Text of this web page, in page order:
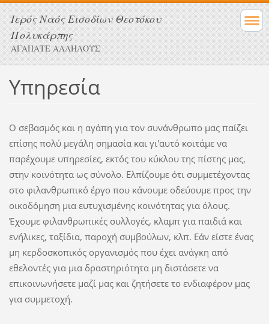
Ιερός Ναός Εισοδίων Θεοτόκου
Πολυκάρπης
ΑΓΑΠΑΤΕ ΑΛΛΗΛΟΥΣ
Υπηρεσία
Ο σεβασμός και η αγάπη για τον συνάνθρωπο μας παίζει
επίσης πολύ μεγάλη σημασία και γι'αυτό κοιτάμε να
παρέχουμε υπηρεσίες, εκτός του κύκλου της πίστης μας,
στην κοινότητα ως σύνολο. Ελπίζουμε ότι συμμετέχοντας
στο φιλανθρωπικό έργο που κάνουμε οδεύουμε προς την
οικοδόμηση μια ευτυχισμένης κοινότητας για όλους.
Έχουμε φιλανθρωπικές συλλογές, κλαμπ για παιδιά και
ενήλικες, ταξίδια, παροχή συμβούλων, κλπ. Εάν είστε ένας
μη κερδοσκοπικός οργανισμός που έχει ανάγκη από
εθελοντές για μια δραστηριότητα μη διστάσετε να
επικοινωνήσετε μαζί μας και ζητήσετε το ενδιαφέρον μας
για συμμετοχή.